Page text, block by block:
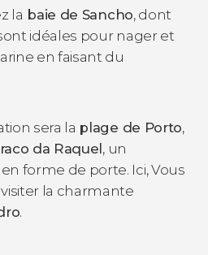
la baie de Sancho, dont
idéales pour nager et
en faisant du
sera la plage de Porto,
da Raquel, un
forme de porte. Ici, Vous
la charmante
.